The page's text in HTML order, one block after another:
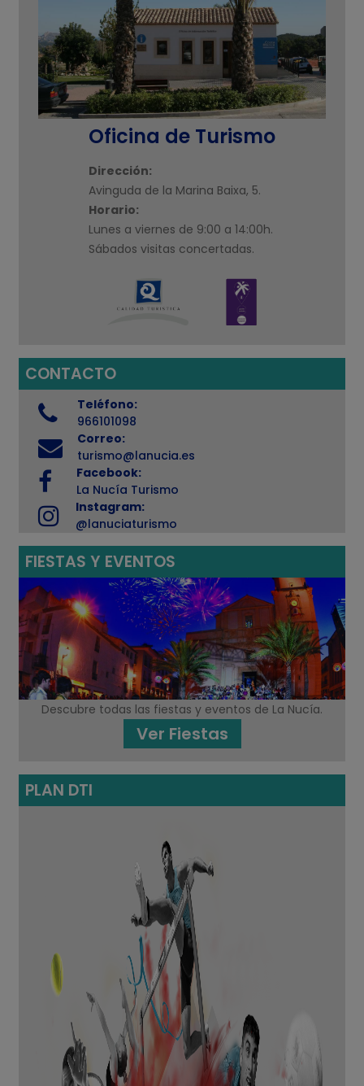
Oficina de Turismo
Dirección:
Avinguda de la Marina Baixa, 5.
Horario:
Lunes a viernes de 9:00 a 14:00h.
Sábados visitas concertadas.
CONTACTO
Teléfono:
966101098
Correo:
turismo@lanucia.es
Facebook:
La Nucía Turismo
Instagram:
@lanuciaturismo
FIESTAS Y EVENTOS
Descubre todas las fiestas y eventos de La Nucía.
Ver Fiestas
PLAN DTI